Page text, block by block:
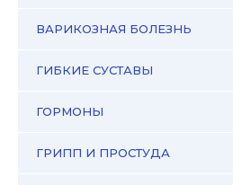
ВАРИКОЗНАЯ БОЛЕЗНЬ
ГИБКИЕ СУСТАВЫ
ГОРМОНЫ
ГРИПП И ПРОСТУДА